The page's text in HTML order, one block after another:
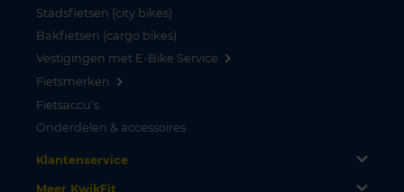
Stadsfietsen (city bikes)
Bakfietsen (cargo bikes)
Vestigingen met E-Bike Service
Fietsmerken
Fietsaccu's
Onderdelen & accessoires
Klantenservice
Meer KwikFit